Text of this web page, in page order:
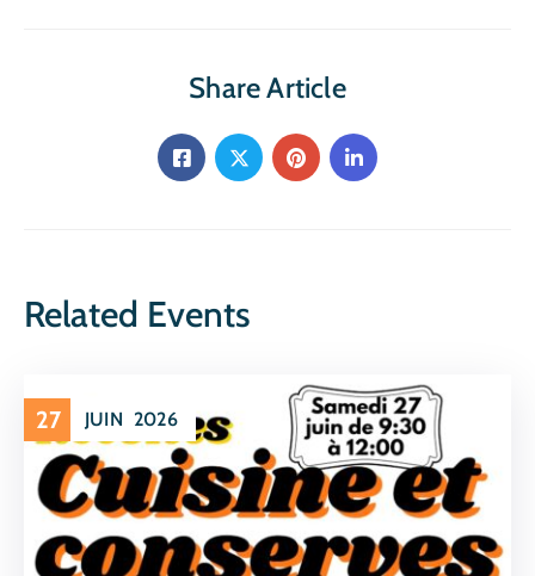
Share Article
Related Events
27 JUIN 2026